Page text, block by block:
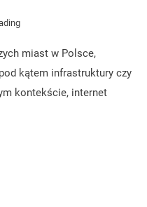
miast w Polsce,
kątem infrastruktury czy
kontekście, internet